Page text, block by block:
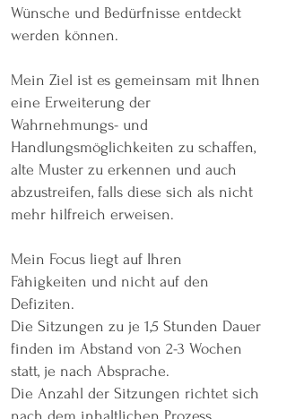
Wünsche und Bedürfnisse entdeckt
werden können.
Mein Ziel ist es gemeinsam mit Ihnen
eine Erweiterung der
Wahrnehmungs- und
Handlungsmöglichkeiten zu schaffen,
alte Muster zu erkennen und auch
abzustreifen, falls diese sich als nicht
mehr hilfreich erweisen.
Mein Focus liegt auf Ihren
Fähigkeiten und nicht auf den
Defiziten.
Die Sitzungen zu je 1,5 Stunden Dauer
finden im Abstand von 2-3 Wochen
statt, je nach Absprache.
Die Anzahl der Sitzungen richtet sich